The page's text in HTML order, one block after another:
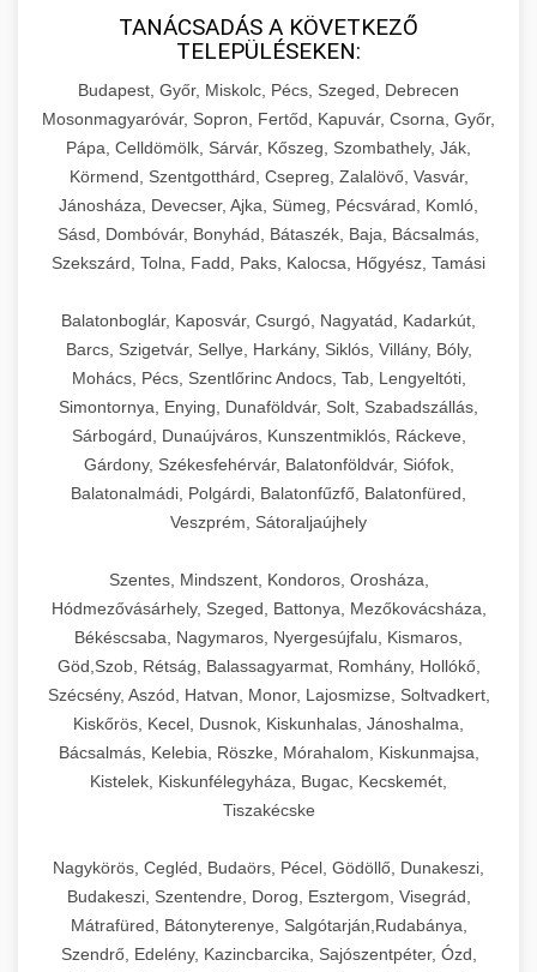
TANÁCSADÁS A KÖVETKEZŐ
TELEPÜLÉSEKEN:
Budapest, Győr, Miskolc, Pécs, Szeged, Debrecen
Mosonmagyaróvár, Sopron, Fertőd, Kapuvár, Csorna, Győr,
Pápa, Celldömölk, Sárvár, Kőszeg, Szombathely, Ják,
Körmend, Szentgotthárd, Csepreg, Zalalövő, Vasvár,
Jánosháza, Devecser, Ajka, Sümeg, Pécsvárad, Komló,
Sásd, Dombóvár, Bonyhád, Bátaszék, Baja, Bácsalmás,
Szekszárd, Tolna, Fadd, Paks, Kalocsa, Hőgyész, Tamási
Balatonboglár, Kaposvár, Csurgó, Nagyatád, Kadarkút,
Barcs, Szigetvár, Sellye, Harkány, Siklós, Villány, Bóly,
Mohács, Pécs, Szentlőrinc Andocs, Tab, Lengyeltóti,
Simontornya, Enying, Dunaföldvár, Solt, Szabadszállás,
Sárbogárd, Dunaújváros, Kunszentmiklós, Ráckeve,
Gárdony, Székesfehérvár, Balatonföldvár, Siófok,
Balatonalmádi, Polgárdi, Balatonfűzfő, Balatonfüred,
Veszprém, Sátoraljaújhely
Szentes, Mindszent, Kondoros, Orosháza,
Hódmezővásárhely, Szeged, Battonya, Mezőkovácsháza,
Békéscsaba, Nagymaros, Nyergesújfalu, Kismaros,
Göd,Szob, Rétság, Balassagyarmat, Romhány, Hollókő,
Szécsény, Aszód, Hatvan, Monor, Lajosmizse, Soltvadkert,
Kiskőrös, Kecel, Dusnok, Kiskunhalas, Jánoshalma,
Bácsalmás, Kelebia, Röszke, Mórahalom, Kiskunmajsa,
Kistelek, Kiskunfélegyháza, Bugac, Kecskemét,
Tiszakécske
Nagykörös, Cegléd, Budaörs, Pécel, Gödöllő, Dunakeszi,
Budakeszi, Szentendre, Dorog, Esztergom, Visegrád,
Mátrafüred, Bátonyterenye, Salgótarján,Rudabánya,
Szendrő, Edelény, Kazincbarcika, Sajószentpéter, Ózd,